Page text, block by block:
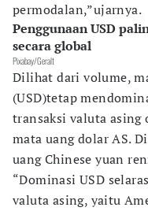
permodalan,”ujarnya.
Penggunaan USD
secara global
Pixabay/Geralt
Dilihat dari volume,
(USD)tetap
transaksi valuta asing
mata uang dolar AS.
uang Chinese yuan
“Dominasi USD
valuta asing, yaitu